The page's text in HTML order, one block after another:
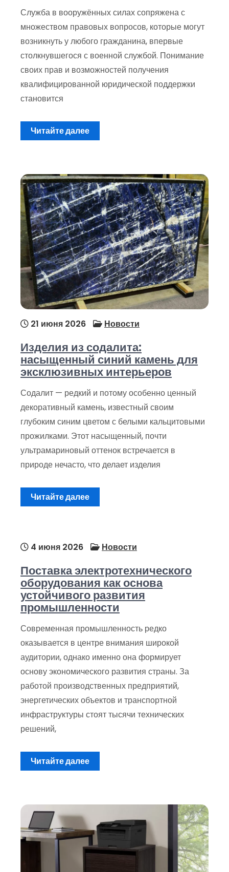
Служба в вооружённых силах сопряжена с
множеством правовых вопросов, которые могут
возникнуть у любого гражданина, впервые
столкнувшегося с военной службой. Понимание
своих прав и возможностей получения
квалифицированной юридической поддержки
становится
Читайте далее
21 июня 2026 Новости
Изделия из содалита:
насыщенный синий камень для
эксклюзивных интерьеров
Содалит — редкий и потому особенно ценный
декоративный камень, известный своим
глубоким синим цветом с белыми кальцитовыми
прожилками. Этот насыщенный, почти
ультрамариновый оттенок встречается в
природе нечасто, что делает изделия
Читайте далее
4 июня 2026 Новости
Поставка электротехнического
оборудования как основа
устойчивого развития
промышленности
Современная промышленность редко
оказывается в центре внимания широкой
аудитории, однако именно она формирует
основу экономического развития страны. За
работой производственных предприятий,
энергетических объектов и транспортной
инфраструктуры стоят тысячи технических
решений,
Читайте далее